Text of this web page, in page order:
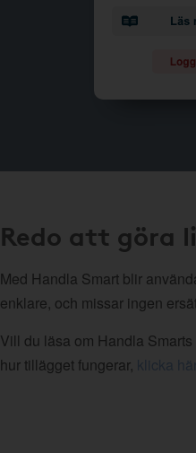
Redo att göra
Med Handla Smart blir
enklare, och missar ingen
Vill du läsa om Handla
hur tillägget fungerar,